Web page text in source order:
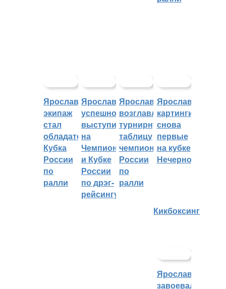
Ярославский
экипаж
стал
обладателем
Кубка
России
по
ралли
Ярославцы
успешно
выступили
на
Чемпионате
и Кубке
России
по дрэг-
рейсингу
Ярославцы
возглавляют
турнирную
таблицу
чемпионата
России
по
ралли
Ярославские
картингисты
снова
первые
на кубке
Нечерноземья
Кикбоксинг
Ярославцы
завоевали